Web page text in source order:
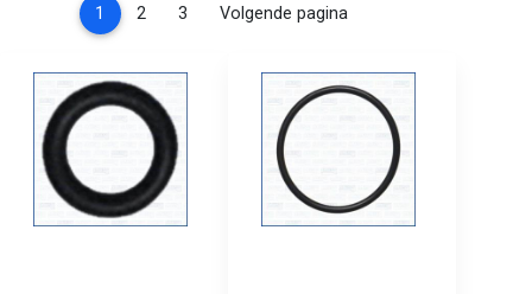
1 (current)
2 3 Volgende pagina